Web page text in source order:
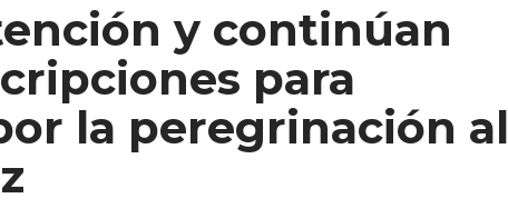
y continúan
para
la peregrinación al